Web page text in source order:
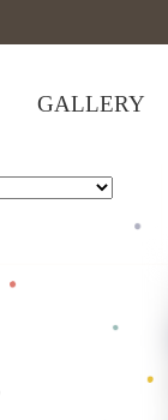
GALLERY